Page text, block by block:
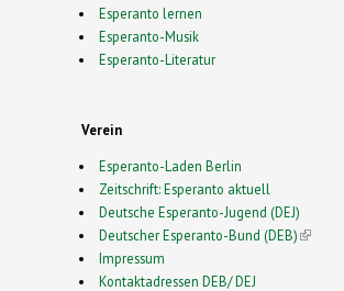
Esperanto lernen
Esperanto-Musik
Esperanto-Literatur
Verein
Esperanto-Laden Berlin
Zeitschrift: Esperanto aktuell
Deutsche Esperanto-Jugend (DEJ)
Deutscher Esperanto-Bund (DEB)(link is
Impressum
Kontaktadressen DEB/ DEJ